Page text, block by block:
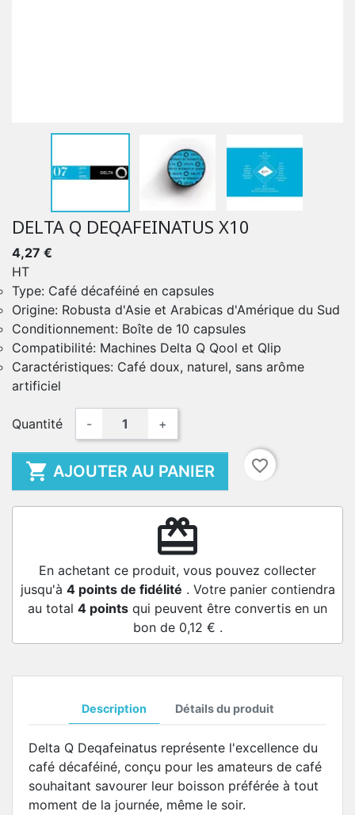
DELTA Q DEQAFEINATUS X10
4,27 €
HT
Type: Café décaféiné en capsules
Origine: Robusta d'Asie et Arabicas d'Amérique du Sud
Conditionnement: Boîte de 10 capsules
Compatibilité: Machines Delta Q Qool et Qlip
Caractéristiques: Café doux, naturel, sans arôme
artificiel
Quantité - +
 AJOUTER AU PANIER favorite_border
redeem
En achetant ce produit, vous pouvez collecter
jusqu'à 4points de fidélité . Votre panier contiendra
au total 4 points qui peuvent être convertis en un
bon de 0,12 € .
Description Détails du produit
Delta Q Deqafeinatus représente l'excellence du
café décaféiné, conçu pour les amateurs de café
souhaitant savourer leur boisson préférée à tout
moment de la journée, même le soir.